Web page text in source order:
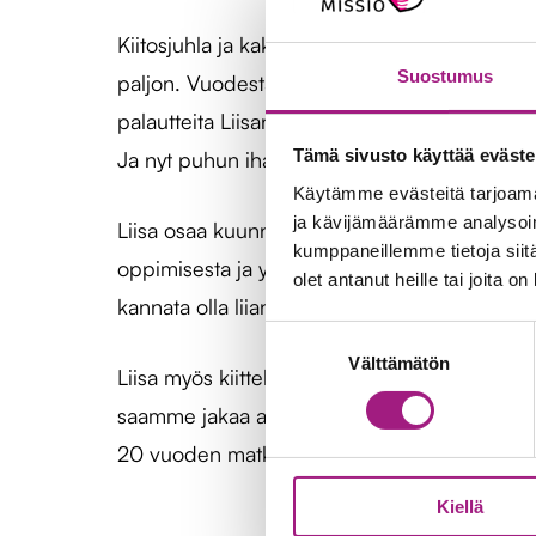
Suostumus
Tämä sivusto käyttää
Käytämme evästeitä
ja kävijämäärämme
kumppaneillemme tietoja
olet antanut heille tai joita
Välttämätön
Kiellä
Kiitosjuhla ja kakkukahvit olivat Liisalle
paljon. Vuodesta 2005 alkaen monet
palautteita Liisan opetuksesta:
Ja nyt puhun ihan sujuvasti ryhmän
Liisa osaa kuunnella, kannustaa ja
oppimisesta ja yhdessä tekemisestä
kannata olla liian tiukka meno, vaan
Liisa myös kiitteli kovasti Peurankallion
saamme jakaa arkea Liisan kanssa. Liisa
20 vuoden matkasta – jatketaan yhdessä